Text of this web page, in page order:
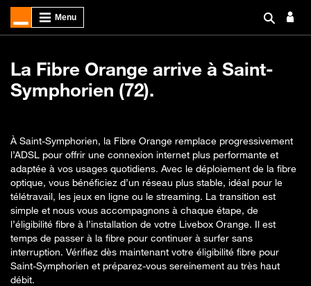
La Fibre Orange arrive à Saint-
Symphorien (72).
À Saint-Symphorien, la Fibre Orange remplace progressivement
l’ADSL pour offrir une connexion internet plus performante et
adaptée à vos usages quotidiens. Avec le déploiement de la fibre
optique, vous bénéficiez d’un réseau plus stable, idéal pour le
télétravail, les jeux en ligne ou le streaming. La transition est
simple et nous vous accompagnons à chaque étape, de
l’éligibilité fibre à l’installation de votre Livebox Orange. Il est
temps de passer à la fibre pour continuer à surfer sans
interruption. Vérifiez dès maintenant votre éligibilité fibre pour
Saint-Symphorien et préparez-vous sereinement au très haut
débit.